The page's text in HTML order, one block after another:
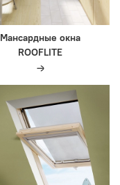
Мансардные окна
ROOFLITE